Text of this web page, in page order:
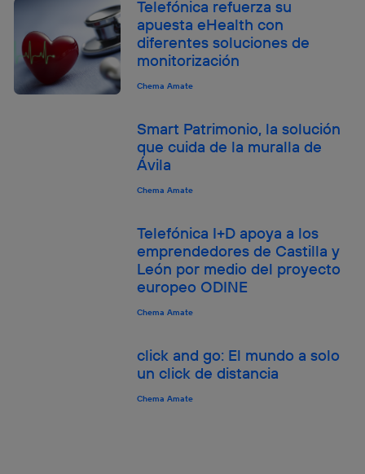
Telefónica refuerza su
apuesta eHealth con
diferentes soluciones de
monitorización
Chema Amate
Smart Patrimonio, la solución
que cuida de la muralla de
Ávila
Chema Amate
Telefónica I+D apoya a los
emprendedores de Castilla y
León por medio del proyecto
europeo ODINE
Chema Amate
click and go: El mundo a solo
un click de distancia
Chema Amate
Si utilizas unaconexión de banda ancha(p. ej., Wi-Fi),
el marketing o análisis se realizará en función de las
actividades de navegación de los miembros del hogar
que hayan dado su consentimiento.
Si utilizas
datos móviles , el marketing será más
personalizado, ya que se basará únicamente en la
Puedes gestionar los consentimientos Utiq seleccionando
“Administrar Utiq” en la parte inferior de esta página web o
portal de privacidad de Utiq
política de privacidad de Utiq